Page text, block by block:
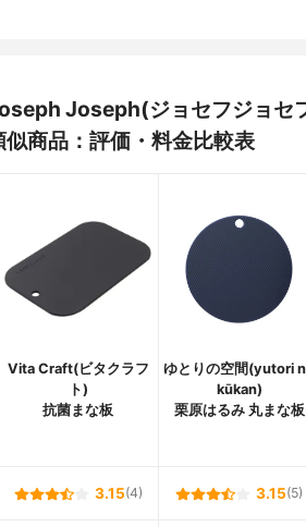
Joseph(ジョセフジョセ
似商品：評価・料金比較表
Vita Craft(ビタクラフ
ト)
抗菌まな板
ゆとりの空間(yutori
kūkan)
栗原はるみ 丸まな板
3.15(4) 3.15(5)